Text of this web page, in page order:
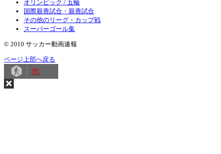
オリンピック / 五輪
国際親善試合・親善試合
その他のリーグ・カップ戦
スーパーゴール集
© 2010 サッカー動画速報
ページ上部へ戻る
31